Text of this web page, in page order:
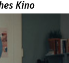
Kino